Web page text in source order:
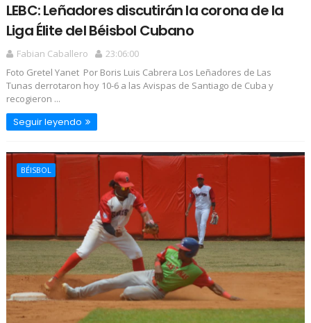
LEBC: Leñadores discutirán la corona de la
Liga Élite del Béisbol Cubano
Fabian Caballero
23:06:00
Foto Gretel Yanet Por Boris Luis Cabrera Los Leñadores de Las
Tunas derrotaron hoy 10-6 a las Avispas de Santiago de Cuba y
recogieron ...
Seguir leyendo
BÉISBOL